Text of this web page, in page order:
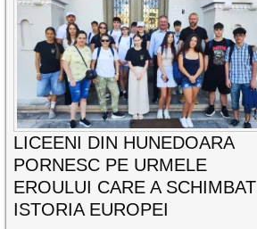
LICEENI DIN HUNEDOARA
PORNESC PE URMELE
EROULUI CARE A SCHIMBAT
ISTORIA EUROPEI